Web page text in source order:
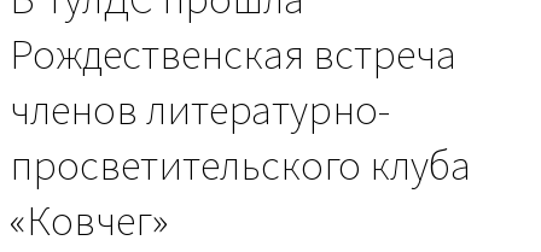
Рождественская встреча
членов литературно-
просветительского клуба
«Ковчег»